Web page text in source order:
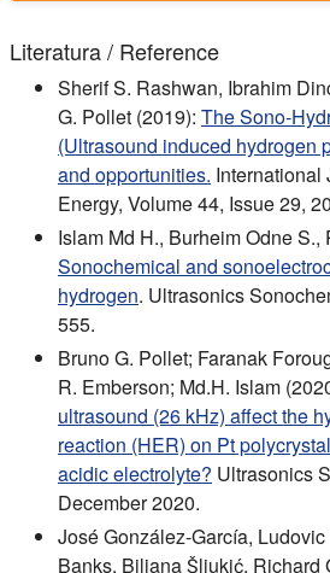
Literatura / Reference
Sherif S. Rashwan, Ibrahim
G. Pollet (2019): The Sono-
(Ultrasound induced hydrogen
and opportunities. International
Energy, Volume 44, Issue 29,
Islam Md H., Burheim Odne S.,
Sonochemical and
hydrogen. Ultrasonics
555.
Bruno G. Pollet; Faranak
R. Emberson; Md.H. Islam
ultrasound (26 kHz) affect the
reaction (HER) on Pt
acidic electrolyte? Ultrasonics
December 2020.
José González-García,
Banks, Biljana Šljukić, Richard